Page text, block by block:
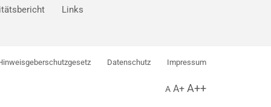
Links
Datenschutz Impressum
A A+ A++